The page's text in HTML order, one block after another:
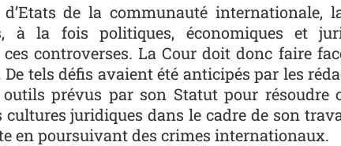
de la communauté internationale,
à la fois politiques, économiques et
controverses. La Cour doit donc faire
tels défis avaient été anticipés par les
prévus par son Statut pour résoudre
cultures juridiques dans le cadre de son
en poursuivant des crimes internationaux.